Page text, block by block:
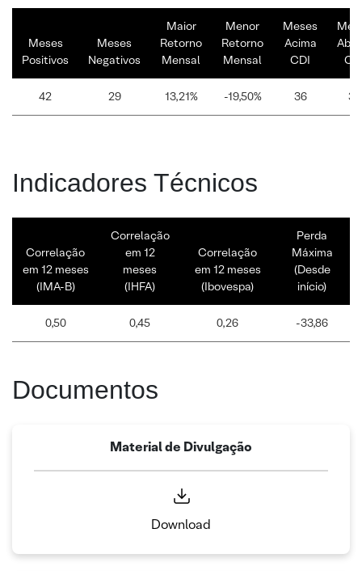
Meses
Positivos
Meses
Negativos
Maior
Retorno
Mensal
Menor
Retorno
Mensal
Meses
Acima
CDI
42 29 13,21% -19,50% 36 35
Indicadores Técnicos
Correlação
em 12 meses
(IMA-B)
Correlação
em 12
meses
(IHFA)
Correlação
em 12 meses
(Ibovespa)
Perda
Máxima
(Desde
início)
0,50 0,45 0,26 -33,86
Documentos
Material de Divulgação
Download